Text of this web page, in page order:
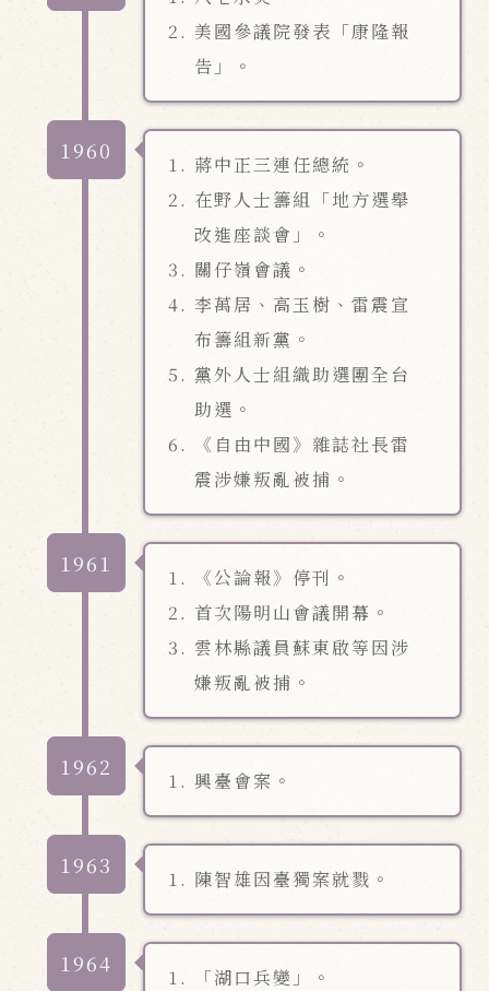
美國參議院發表「康隆報
告」。
1960
蔣中正三連任總統。
在野人士籌組「地方選舉
改進座談會」。
關仔嶺會議。
李萬居、高玉樹、雷震宣
布籌組新黨。
黨外人士組織助選團全台
助選。
《自由中國》雜誌社長雷
震涉嫌叛亂被捕。
1961
《公論報》停刊。
首次陽明山會議開幕。
雲林縣議員蘇東啟等因涉
嫌叛亂被捕。
1962
興臺會案。
1963
陳智雄因臺獨案就戮。
1964
「湖口兵變」。